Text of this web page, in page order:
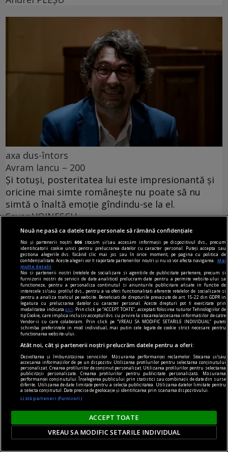
axa dus-întors
Avram Iancu – 200
Și totuși, posteritatea lui este impresionantă și
oricine mai simte românește nu poate să nu
simtă o înaltă emoție gîndindu-se la el.
Sever VOINESCU
accent pe istorie
Lech Walesa, din istorie și din prezent
Stocul pare limitat, istoria continuă.
Mihaela SIMINA
Nouă ne pasă ca datele tale personale să rămână confidențiale
Noi și partenerii noștri606 stocăm și/sau accesăm informații pe dispozitivul dvs., precum
identificatorii cookie unici pentru prelucrarea datelor cu caracter personal. Puteți accepta sau
gestiona alegerile dvs. făcând clic mai jos sau în orice moment, pe pagina cu politica de
confidențialitate. Aceste alegeri vor fi raportate partenerilor noștri și nu vă vor afecta navigarea.
Mai
multe detalii
Noi si partenerii nostri (retelele de socializare si agentiile de publicitate partenere, precum si
furnizorii nostri de servicii de date analitice) prelucram date pentru a permite website-ului sa
functioneze, pentru a personaliza continutul si anunturile publicitare afisate in functie de
interesele si/sau profilul dvs., pentru a va oferi functionalitati aferente retelelor de socializare si
pentru a analiza traficul pe website. Beneficiati de drepturile prevazute de art. 15-22 din GDPR in
legatura cu prelucrarea datelor cu caracter personal. Aceste drepturi pot fi exercitate prin
modalitatea indicataaici
. Prin click pe “ACCEPT TOATE”, acceptati folosirea tuturor Tehnologiilor de
tip Cookie, care implica inclusiv acceptul dvs. cu privire la stocarea/accesarea informatiilor de catre
Vendor-ii cu care colaboram. Prin click pe “VREAU SA MODIFIC SETARILE INDIVIDUAL” puteti
schimba preferintele in mod individual, mai putin cele legate de cookie strict necesare pentru
functionarea website-ului.
Atât noi, cât și partenerii noștri prelucrăm datele pentru a oferi:
Dezvoltarea și îmbunătățirea serviciilor. Măsurarea performanței reclamelor. Stocarea și/sau
accesarea informațiilor de pe un dispozitiv. Utilizarea profilurilor pentru selectarea conținutului
personalizat. Crearea profilurilor de conținut personalizat. Utilizarea profilurilor pentru selectarea
publicității personalizate. Crearea profilurilor pentru publicitate personalizată. Măsurarea
performanței conținutului. Înțelegerea publicului prin statistici sau combinații de date din surse
diferite. Utilizarea de date limitate pentru a selecta publicitatea. Utilizarea datelor limitate pentru
a selecta conținutul. Date precise de geolocație și identificarea prin scanarea dispozitivului.
Listă parteneri (furnizori)
ACCEPT TOATE
VREAU SA MODIFIC SETARILE INDIVIDUAL